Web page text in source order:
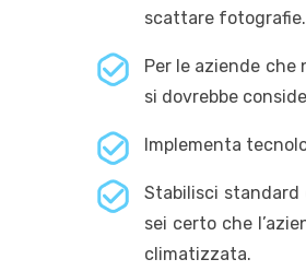
scattare fotografie.
Per le aziende che
si dovrebbe
Implementa
Stabilisci standard
sei certo che
climatizzata.